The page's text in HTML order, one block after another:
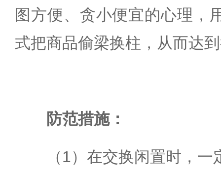
图方便、贪小便宜的心理，
式把商品偷梁换柱，从而达
防范措施：
（1）在交换闲置时，